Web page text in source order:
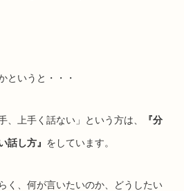
というと・・・
、上手く話ない」という方は、 『分
話し方』 をしています。
く、何が言いたいのか、どうしたい